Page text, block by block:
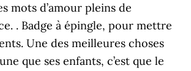
mots d’amour pleins de
. Badge à épingle, pour mettre
Une des meilleures choses
que ses enfants, c’est que le